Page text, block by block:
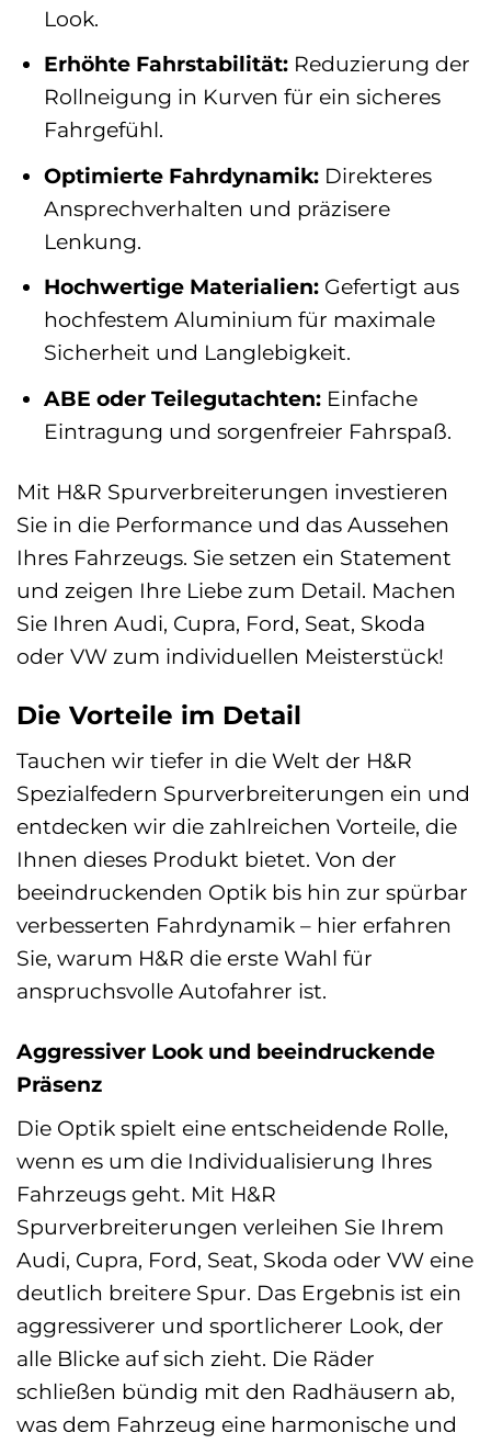
Look.
Erhöhte Fahrstabilität:Reduzierung der
Rollneigung in Kurven für ein sicheres
Fahrgefühl.
Optimierte Fahrdynamik:Direkteres
Ansprechverhalten und präzisere
Lenkung.
Hochwertige Materialien:Gefertigt aus
hochfestem Aluminium für maximale
Sicherheit und Langlebigkeit.
ABE oder Teilegutachten:Einfache
Eintragung und sorgenfreier Fahrspaß.
Mit H&R Spurverbreiterungen investieren
Sie in die Performance und das Aussehen
Ihres Fahrzeugs. Sie setzen ein Statement
und zeigen Ihre Liebe zum Detail. Machen
Sie Ihren Audi, Cupra, Ford, Seat, Skoda
oder VW zum individuellen Meisterstück!
Die Vorteile im Detail
Tauchen wir tiefer in die Welt der H&R
Spezialfedern Spurverbreiterungen ein und
entdecken wir die zahlreichen Vorteile, die
Ihnen dieses Produkt bietet. Von der
beeindruckenden Optik bis hin zur spürbar
verbesserten Fahrdynamik – hier erfahren
Sie, warum H&R die erste Wahl für
anspruchsvolle Autofahrer ist.
Aggressiver Look und beeindruckende
Präsenz
Die Optik spielt eine entscheidende Rolle,
wenn es um die Individualisierung Ihres
Fahrzeugs geht. Mit H&R
Spurverbreiterungen verleihen Sie Ihrem
Audi, Cupra, Ford, Seat, Skoda oder VW eine
deutlich breitere Spur. Das Ergebnis ist ein
aggressiverer und sportlicherer Look, der
alle Blicke auf sich zieht. Die Räder
schließen bündig mit den Radhäusern ab,
was dem Fahrzeug eine harmonische und